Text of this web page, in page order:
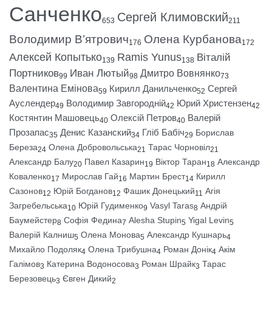
Санченко653 Сергей Климовский211
Володимир В’ятрович176 Олена Курбанова172
Алексей Копытько139 Ramis Yunus138 Віталій
Портников99 Иван Лютый98 Дмитро Вовнянко73
Валентина Емінова59 Кирилл Данильченко52 Сергей
Ауслендер49 Володимир Завгородній42 Юрий Христензен42
Костянтин Машовець40 Олексій Петров40 Валерій
Прозапас35 Денис Казанский34 Гліб Бабіч29 Борислав
Береза24 Олена Добровольська21 Тарас Чорновіл21
Александр Балу20 Павел Казарин19 Віктор Таран18 Александр
Коваленко17 Мирослав Гай16 Мартин Брест14 Кирилл
Сазонов12 Юрій Богданов12 Фашик Донецький11 Агія
Загребельська10 Юрій Гудименко9 Vasyl Taras8 Андрій
Баумейстер8 Софія Федина7 Alesha Stupin5 Yigal Levin5
Валерій Калниш5 Олена Монова5 Александр Кушнарь4
Михайло Подоляк4 Олена Трибушна4 Роман Донік4 Акім
Галімов3 Катерина Водоносова3 Роман Шрайк3 Тарас
Березовець3 Євген Дикий2